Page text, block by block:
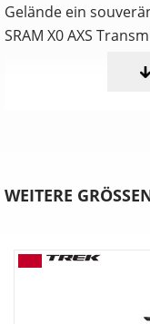
Gelände ein
SRAM X0 AXS
Anpassen,
des MX oder die
Verstellbare
unverändertem
WEITERE